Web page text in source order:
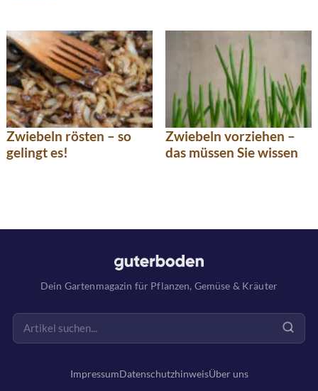
Zwiebeln rösten – so
gelingt es!
Zwiebeln vorziehen –
das müssen Sie wissen
Dein Gartenmagazin für Pflanzen, Gemüse & Kräuter
ImpressumDatenschutzhinweisÜber uns